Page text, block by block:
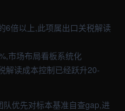
6倍以上,此项属出口关税解读
市场布局看板系统化
解读成本控制已经跃升20-
优先对标本基准自查gap,进